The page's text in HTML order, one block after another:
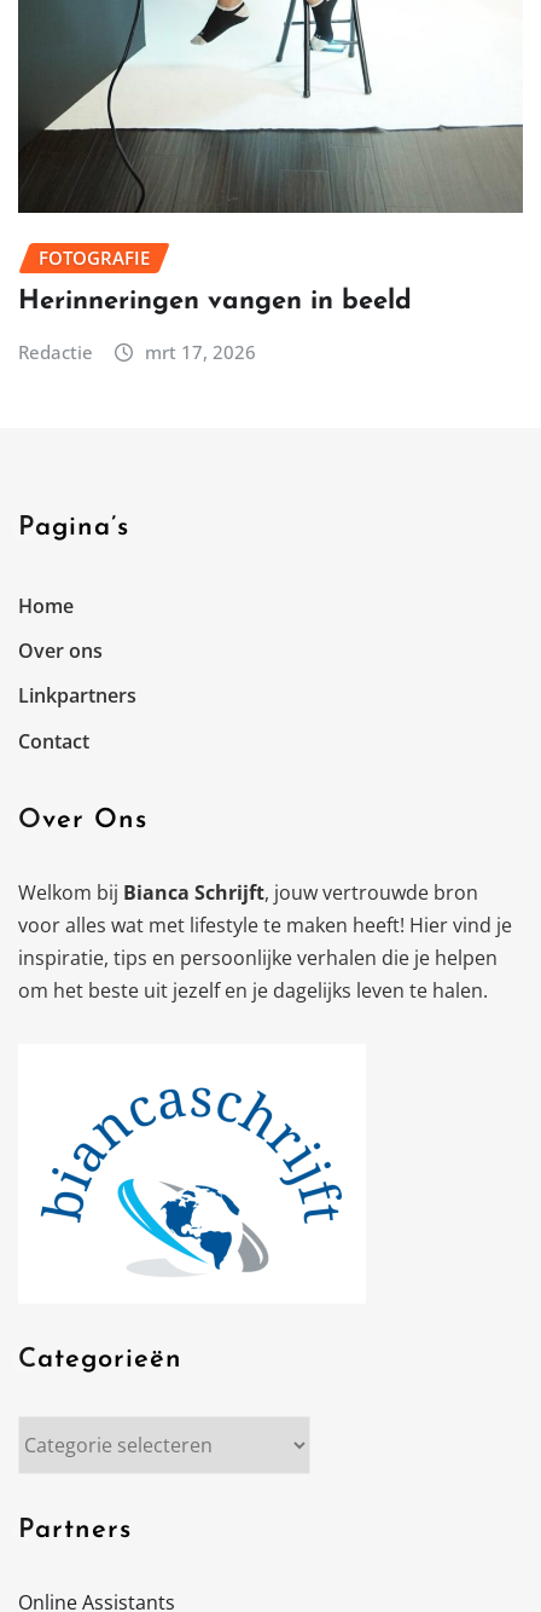
FOTOGRAFIE
Herinneringen vangen in beeld
Redactie mrt 17, 2026
Pagina’s
Home
Over ons
Linkpartners
Contact
Over Ons
Welkom bij Bianca Schrijft, jouw vertrouwde bron
voor alles wat met lifestyle te maken heeft! Hier vind je
inspiratie, tips en persoonlijke verhalen die je helpen
om het beste uit jezelf en je dagelijks leven te halen.
Categorieën
Categorieën
Partners
Online Assistants